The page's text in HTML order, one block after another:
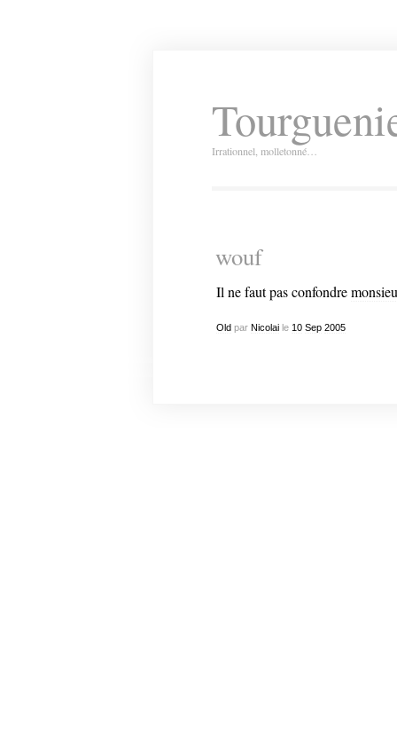
Irrationnel, molletonné…
wouf
Il ne faut pas confondre
Oldpar Nicolaile 10 Sep 2005